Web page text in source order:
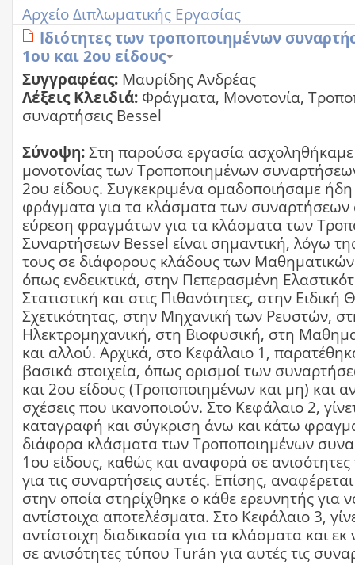
Αρχείο Διπλωματικής Εργασίας
Ιδιότητες των τροποποιημένων
1ου και 2ου είδους
Συγγραφέας: Μαυρίδης Ανδρέας
Λέξεις Κλειδιά: Φράγματα, Μονοτονία,
συναρτήσεις Bessel
Σύνοψη:Στη παρούσα εργασία ασχοληθήκαμε
μονοτονίας των Τροποποιημένων
2ου είδους. Συγκεκριμένα ομαδοποιήσαμε
φράγματα για τα κλάσματα των
εύρεση φραγμάτων για τα κλάσματα των
Συναρτήσεων Bessel είναι σημαντική, λόγω
τους σε διάφορους κλάδους των Μαθηματικών
όπως ενδεικτικά, στην Πεπερασμένη
Στατιστική και στις Πιθανότητες, στην Ειδική
Σχετικότητας, στην Μηχανική των Ρευστών,
Ηλεκτρομηχανική, στη Βιοφυσική, στη
και αλλού. Αρχικά, στο Κεφάλαιο 1,
βασικά στοιχεία, όπως ορισμοί των
και 2ου είδους (Τροποποιημένων και μη) και
σχέσεις που ικανοποιούν. Στο Κεφάλαιο 2,
καταγραφή και σύγκριση άνω και κάτω
διάφορα κλάσματα των Τροποποιημένων
1ου είδους, καθώς και αναφορά σε
για τις συναρτήσεις αυτές. Επίσης,
στην οποία στηρίχθηκε ο κάθε ερευνητής για
αντίστοιχα αποτελέσματα. Στο Κεφάλαιο 3,
αντίστοιχη διαδικασία για τα κλάσματα και
σε ανισότητες τύπου Turán για αυτές τις